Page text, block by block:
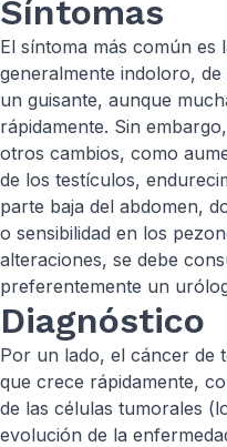
Síntomas
El síntoma más común
generalmente indoloro,
un guisante, aunque
rápidamente. Sin
otros cambios, como
de los testículos,
parte baja del abdomen,
o sensibilidad en los
alteraciones, se debe
preferentemente un
Diagnóstico
Por un lado, el cáncer de
que crece rápidamente,
de las células tumorales
evolución de la